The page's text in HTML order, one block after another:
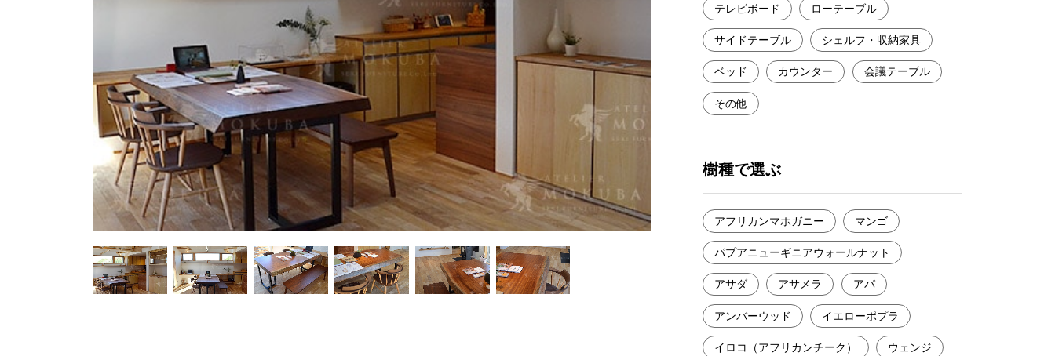
テレビボード ローテーブル
サイドテーブル シェルフ・収納家具
ベッド カウンター 会議テーブル
その他
樹種で選ぶ
アフリカンマホガニー マンゴ
パプアニューギニアウォールナット
アサダ アサメラ アパ
アンバーウッド イエローポプラ
イロコ（アフリカンチーク） ウェンジ